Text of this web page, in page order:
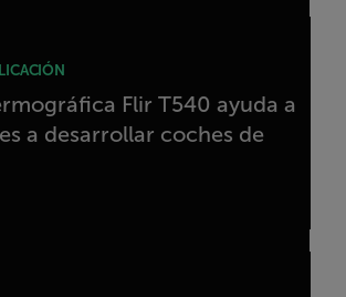
Flir T540 ayuda a
a desarrollar coches de